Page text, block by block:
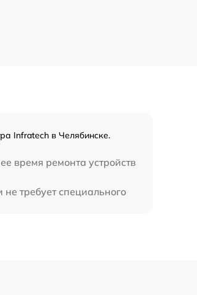
Infratech в Челябинске.
время ремонта устройств
требует специального